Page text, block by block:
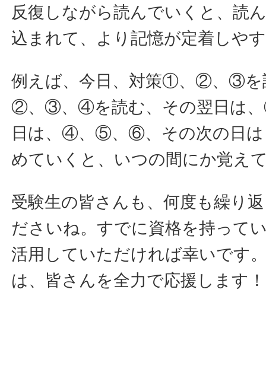
反復しながら読んでいくと、読
込まれて、より記憶が定着しや
例えば、今日、対策①、②、③を
②、③、④を読む、その翌日は
日は、④、⑤、⑥、その次の日は
めていくと、いつの間にか覚え
受験生の皆さんも、何度も繰り
ださいね。すでに資格を持って
活用していただければ幸いです
は、皆さんを全力で応援します！